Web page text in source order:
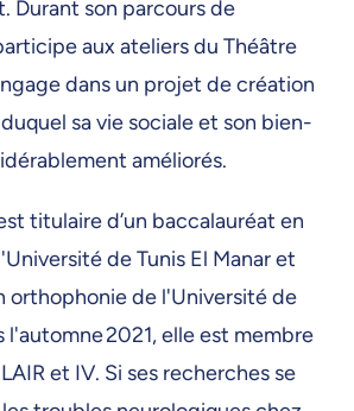
Durant son parcours de
aux ateliers du Théâtre
dans un projet de création
sa vie sociale et son bien-
améliorés.
titulaire d’un baccalauréat en
de Tunis El Manar et
orthophonie de l'Université de
l'automne 2021, elle est membre
et IV. Si ses recherches se